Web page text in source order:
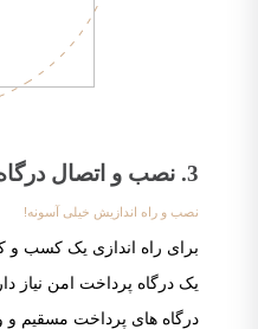
3. نصب و اتصال درگاه پرداخت
نصب و راه اندازیش خیلی آسونه!
برای راه اندازی یک کسب و
یک درگاه پرداخت امن نیاز
درگاه های پرداخت مسقیم و